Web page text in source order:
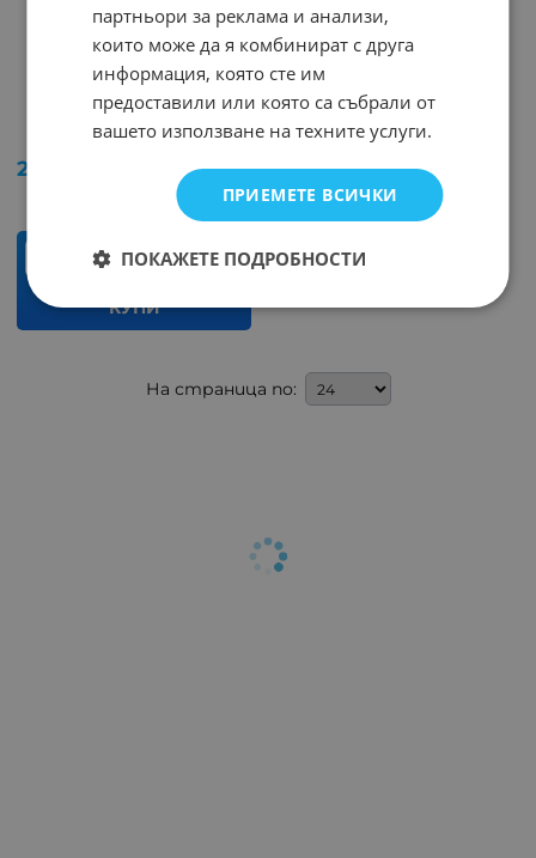
Справочник за
интегрални схеми 2
Арт.№: 9742
2.51
бр.
КУПИ
На страница по:
партньори за реклама и анализи,
които може да я комбинират с друга
информация, която сте им
предоставили или която са събрали от
вашето използване на техните услуги.
ПРИЕМЕТЕ ВСИЧКИ
ПОКАЖЕТЕ ПОДРОБНОСТИ